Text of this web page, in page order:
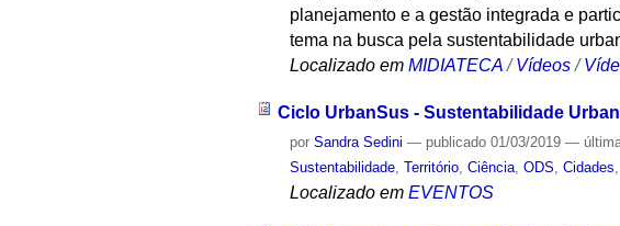
planejamento e a gestão integrada e
tema na busca pela sustentabilidade
Localizado em MIDIATECA /Vídeos /
Ciclo UrbanSus - Sustentabilidade
porSandra Sedini — publicado 01/03/2019—
Sustentabilidade ,Território ,Ciência ,ODS ,Cidades
Localizado em EVENTOS